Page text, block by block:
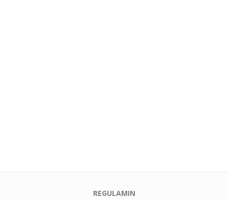
REGULAMIN